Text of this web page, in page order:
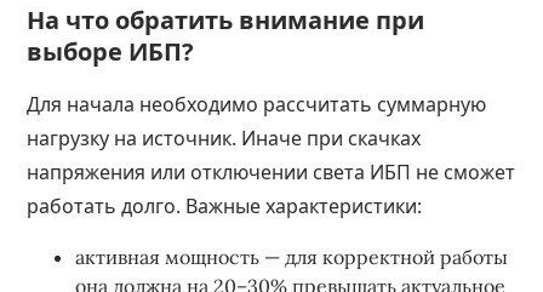
На что обратить внимание при
выборе ИБП?
Для начала необходимо рассчитать суммарную
нагрузку на источник. Иначе при скачках
напряжения или отключении света ИБП не сможет
работать долго. Важные характеристики:
активная мощность — для корректной работы
она должна на 20–30% превышать актуальное